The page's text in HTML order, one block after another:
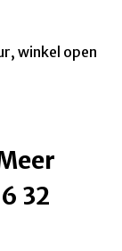
winkel open
32